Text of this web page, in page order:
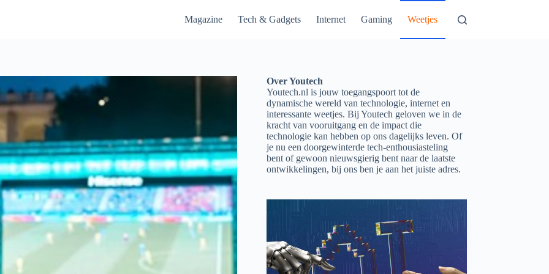
Magazine Tech & Gadgets Internet Gaming Weetjes
Over Youtech
Youtech.nl is jouw toegangspoort tot de
dynamische wereld van technologie, internet en
interessante weetjes. Bij Youtech geloven we in de
kracht van vooruitgang en de impact die
technologie kan hebben op ons dagelijks leven. Of
je nu een doorgewinterde tech-enthousiasteling
bent of gewoon nieuwsgierig bent naar de laatste
ontwikkelingen, bij ons ben je aan het juiste adres.